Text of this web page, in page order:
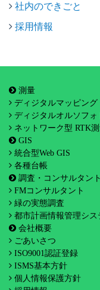
社内のできごと
採用情報
測量
ディジタルマッピング
ディジタルオルソフォ
ネットワーク型 RTK
GIS
統合型Web GIS
各種台帳
調査・コンサルタント
FMコンサルタント
緑の実態調査
都市計画情報管理シス
会社概要
ごあいさつ
ISO9001認証登録
ISMS基本方針
個人情報保護方針